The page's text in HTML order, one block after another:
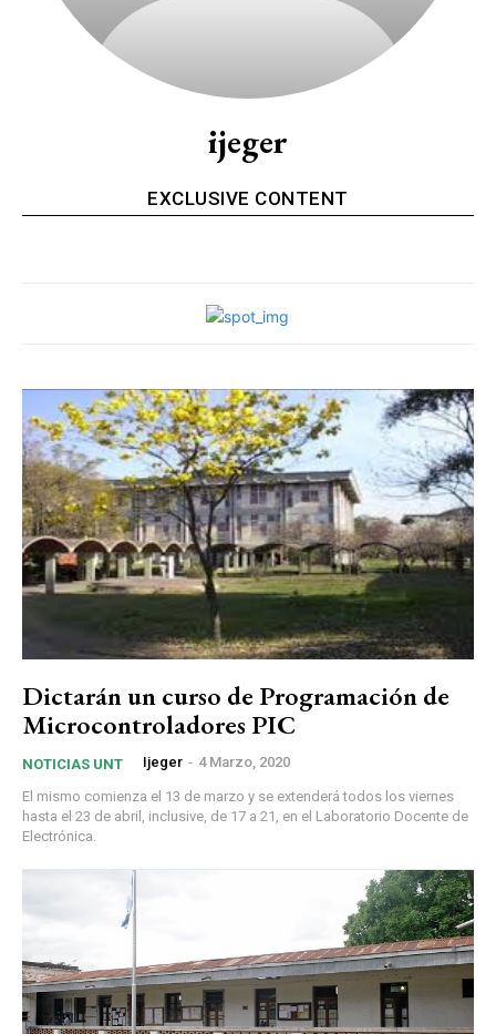
ijeger
EXCLUSIVE CONTENT
Dictarán un curso de Programación de
Microcontroladores PIC
NOTICIAS UNT Ijeger - 4 Marzo, 2020
El mismo comienza el 13 de marzo y se extenderá todos los viernes
hasta el 23 de abril, inclusive, de 17 a 21, en el Laboratorio Docente de
Electrónica.